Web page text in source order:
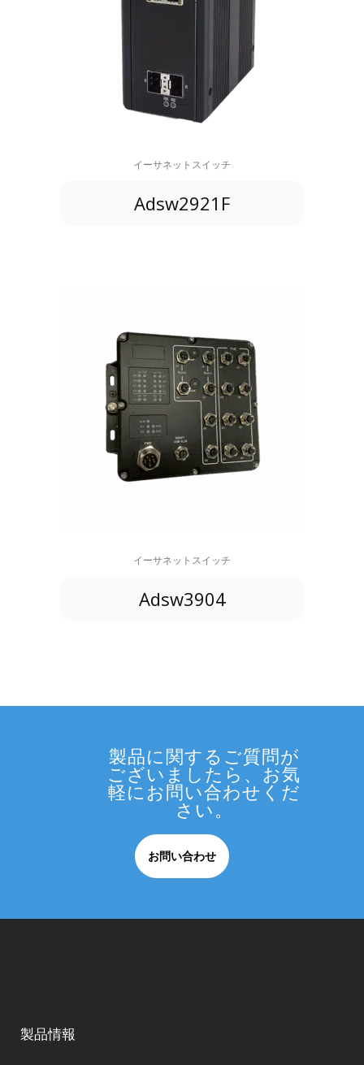
イーサネットスイッチ
Adsw2921F
イーサネットスイッチ
Adsw3904
製品に関するご質問が
ございましたら、お気
軽にお問い合わせくだ
さい。
お問い合わせ
製品情報